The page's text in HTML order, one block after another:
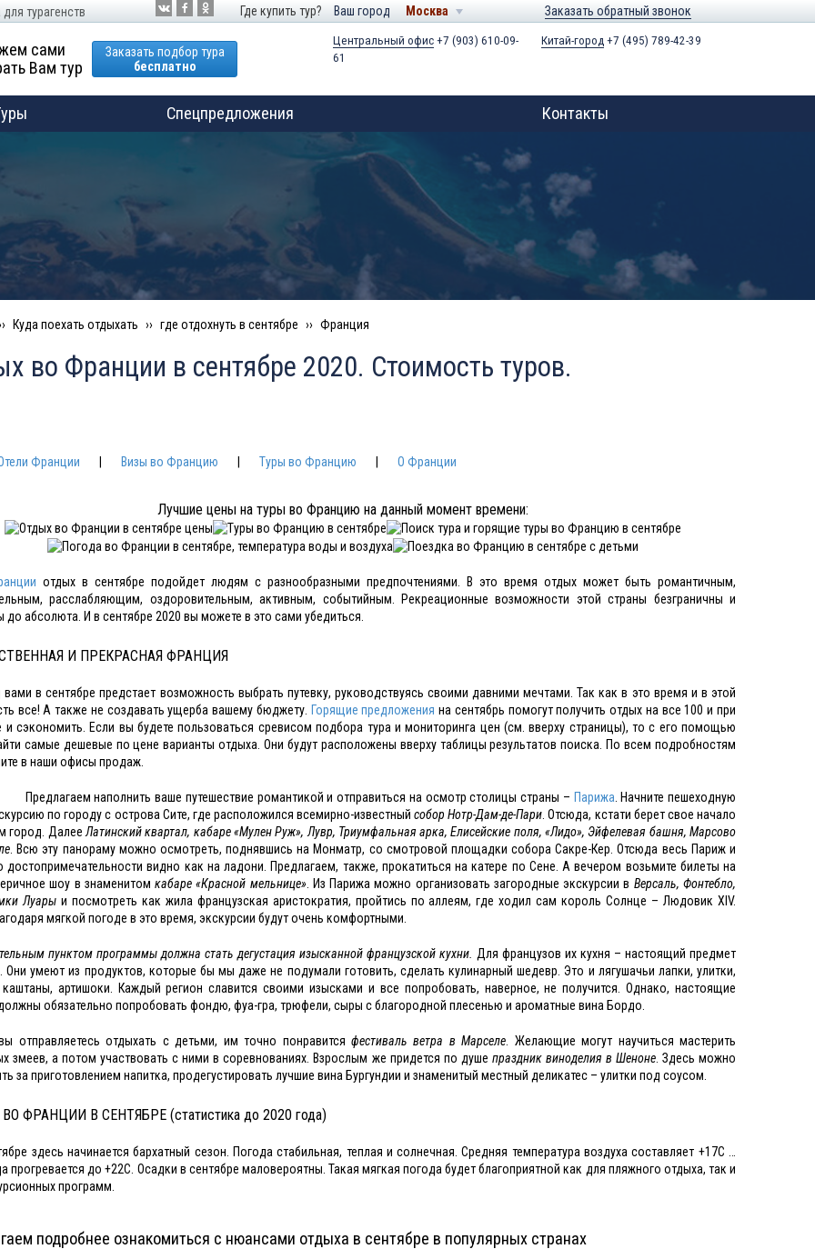
турагенств Где купить тур? Ваш город Москва Заказать обратный звонок
сами
Вам тур
Заказать подбор тура
бесплатно
Центральный офис+7 (903) 610-09-
61
Китай-город+7 (495) 789-42-39
Спецпредложения Контакты
Куда поехать отдыхать где отдохнуть в сентябре Франция
во Франции в сентябре 2020. Стоимость туров.
Франции Визы во Францию Туры во Францию О Франции
Лучшие цены на туры во Францию на данный момент времени:
отдых в сентябре подойдет людям с разнообразными предпочтениями. В это время отдых может быть романтичным,
расслабляющим, оздоровительным, активным, событийным. Рекреационные возможности этой страны безграничны и
до абсолюта. И в сентябре 2020 вы можете в это сами убедиться.
И ПРЕКРАСНАЯ ФРАНЦИЯ
вами в сентябре предстает возможность выбрать путевку, руководствуясь своими давними мечтами. Так как в это время и в этой
все! А также не создавать ущерба вашему бюджету. Горящие предложения на сентябрь помогут получить отдых на все 100 и при
сэкономить. Если вы будете пользоваться сревисом подбора тура и мониторинга цен (см. вверху страницы), то с его помощью
самые дешевые по цене варианты отдыха. Они будут расположены вверху таблицы результатов поиска. По всем подробностям
в наши офисы продаж.
Предлагаем наполнить ваше путешествие романтикой и отправиться на осмотр столицы страны – Парижа . Начните пешеходную
по городу с острова Сите, где расположился всемирно-известныйсобор Нотр-Дам-де-Пари . Отсюда, кстати берет свое начало
город. Далее Латинский квартал, кабаре «Мулен Руж», Лувр, Триумфальная арка, Елисейские поля, «Лидо», Эйфелевая башня, Марсово
. Всю эту панораму можно осмотреть, поднявшись на Монматр, со смотровой площадки собора Сакре-Кер. Отсюда весь Париж и
достопримечательности видно как на ладони. Предлагаем, также, прокатиться на катере по Сене. А вечером возьмите билеты на
шоу в знаменитомкабаре «Красной мельнице» . Из Парижа можно организовать загородные экскурсии в Версаль, Фонтебло,
Луарыи посмотреть как жила французская аристократия, пройтись по аллеям, где ходил сам король Солнце – Людовик XIV.
мягкой погоде в это время, экскурсии будут очень комфортными.
пунктом программы должна стать дегустация изысканной французской кухни. Для французов их кухня – настоящий предмет
Они умеют из продуктов, которые бы мы даже не подумали готовить, сделать кулинарный шедевр. Это и лягушачьи лапки, улитки,
артишоки. Каждый регион славится своими изысками и все попробовать, наверное, не получится. Однако, настоящие
обязательно попробовать фондю, фуа-гра, трюфели, сыры с благородной плесенью и ароматные вина Бордо.
отправляетесь отдыхать с детьми, им точно понравится фестиваль ветра в Марселе . Желающие могут научиться мастерить
змеев, а потом участвовать с ними в соревнованиях. Взрослым же придется по душе праздник виноделия в Шеноне. Здесь можно
за приготовлением напитка, продегустировать лучшие вина Бургундии и знаменитый местный деликатес – улитки под соусом.
ФРАНЦИИ В СЕНТЯБРЕ (статистика до 2020 года)
здесь начинается бархатный сезон. Погода стабильная, теплая и солнечная. Средняя температура воздуха составляет +17С …
прогревается до +22С. Осадки в сентябре маловероятны. Такая мягкая погода будет благоприятной как для пляжного отдыха, так и
программ.
подробнее ознакомиться с нюансами отдыха в сентябре в популярных странах